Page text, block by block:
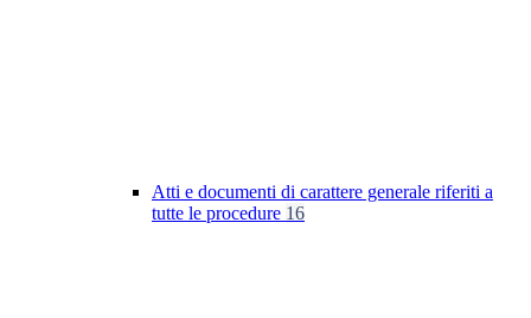
Atti e documenti di carattere generale riferiti a
tutte le procedure 16